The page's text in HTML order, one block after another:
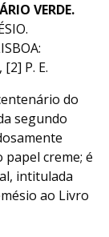
VERDE.
[2] P. E.
do
segundo
creme; é
intitulada
ao Livro